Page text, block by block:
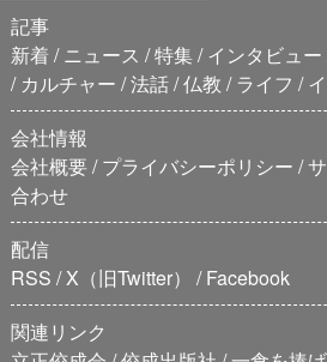
記事
新着
ニュース 特集 インタビュー
カルチャー 法話 仏教 ライフ
会社情報
会社概要 プライバシーポリシー
合わせ
配信
RSS X（旧Twitter）
Facebook
関連リンク